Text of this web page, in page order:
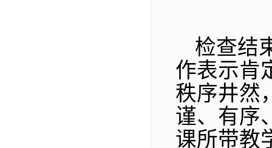
检查结
作表示肯
秩序井然
谨、有序
课所带教